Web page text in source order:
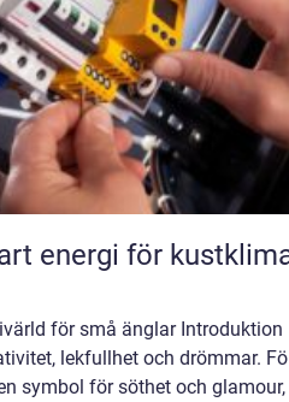
för små änglar Introduktion
lekfullhet och drömmar.
symbol för söthet och glamour,